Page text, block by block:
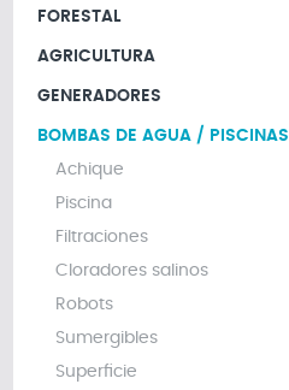
FORESTAL
AGRICULTURA
GENERADORES
BOMBAS DE AGUA / PISCINAS
Achique
Piscina
Filtraciones
Cloradores salinos
Robots
Sumergibles
Superficie